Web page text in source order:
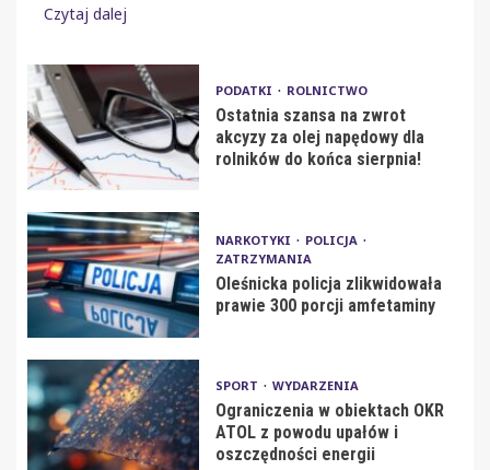
Czytaj dalej
PODATKI ROLNICTWO
Ostatnia szansa na zwrot
akcyzy za olej napędowy dla
rolników do końca sierpnia!
NARKOTYKI
POLICJA
ZATRZYMANIA
Oleśnicka policja zlikwidowała
prawie 300 porcji amfetaminy
SPORT WYDARZENIA
Ograniczenia w obiektach OKR
ATOL z powodu upałów i
oszczędności energii